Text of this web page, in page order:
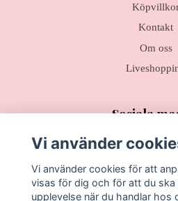
Kontakt
Om oss
Sociala
Prenumerera på
Vi använder
Vi använder cookies för att
visas för dig och för att du ska
upplevelse när du handlar hos